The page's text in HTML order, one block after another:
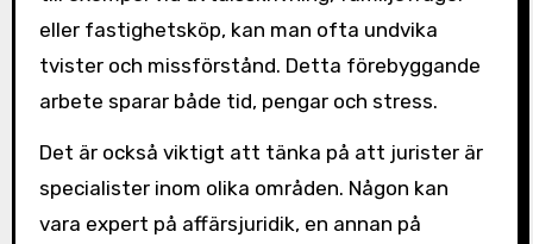
eller fastighetsköp, kan man ofta undvika
tvister och missförstånd. Detta förebyggande
arbete sparar både tid, pengar och stress.
Det är också viktigt att tänka på att jurister är
specialister inom olika områden. Någon kan
vara expert på affärsjuridik, en annan på